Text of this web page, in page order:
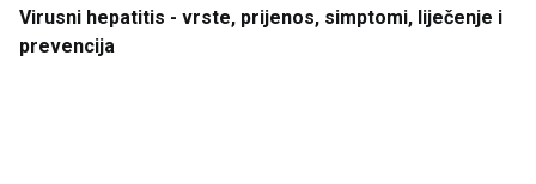
Virusni hepatitis - vrste, prijenos, simptomi, liječenje i
prevencija